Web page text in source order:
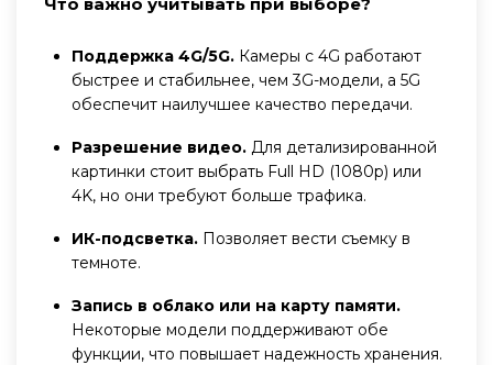
Поддержка 4G/5G. Камеры с 4G работают
быстрее и стабильнее, чем 3G-модели, а 5G
обеспечит наилучшее качество передачи.
Разрешение видео. Для детализированной
картинки стоит выбрать Full HD (1080p) или
4K, но они требуют больше трафика.
ИК-подсветка. Позволяет вести съемку в
темноте.
Запись в облако или на карту памяти.
Некоторые модели поддерживают обе
функции, что повышает надежность хранения.